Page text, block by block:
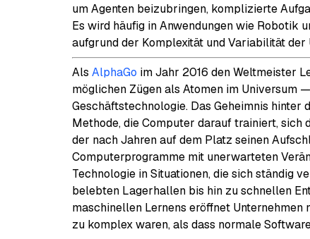
um Agenten beizubringen, komplizierte
Es wird häufig in Anwendungen wie Robotik
aufgrund der Komplexität und Variabilität der
Als AlphaGo im Jahr 2016 den Weltmeister
möglichen Zügen als Atomen im Universum
Geschäftstechnologie. Das Geheimnis hinter
Methode, die Computer darauf trainiert, sich
der nach Jahren auf dem Platz seinen
Computerprogramme mit unerwarteten
Technologie in Situationen, die sich ständig
belebten Lagerhallen bis hin zu schnellen
maschinellen Lernens eröffnet
zu komplex waren, als dass normale